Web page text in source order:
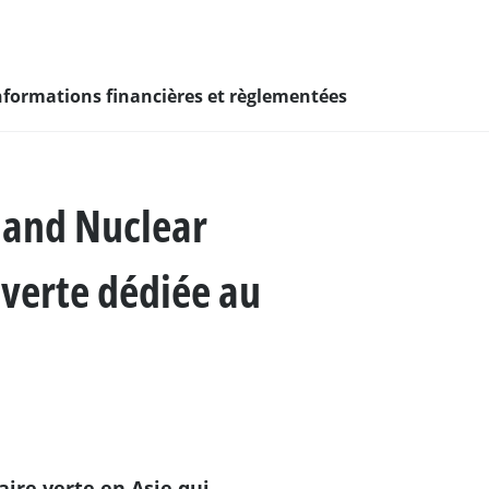
de la mixité et
financières et règlementées
Nuclear
dédiée au